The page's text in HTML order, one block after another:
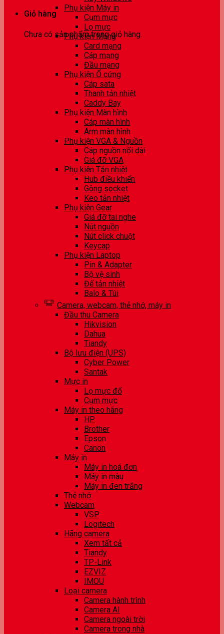
Giỏ hàng
Chưa có sản phẩm trong giỏ hàng.
Phụ kiện Máy in
Cụm mực
Lọ mực
Phụ kiện Mạng
Card mạng
Cáp mạng
Đầu mạng
Phụ kiện Ổ cứng
Cáp sata
Thanh tản nhiệt
Caddy Bay
Phụ kiện Màn hình
Cáp màn hình
Arm màn hình
Phụ kiện VGA & Nguồn
Cáp nguồn nối dài
Giá đỡ VGA
Phụ kiện Tản nhiệt
Hub điều khiển
Gông socket
Keo tản nhiệt
Phụ kiện Gear
Giá đỡ tai nghe
Nút nguồn
Nút click chuột
Keycap
Phụ kiện Laptop
Pin & Adapter
Bộ vệ sinh
Đế tản nhiệt
Balo & Túi
Camera, webcam, thẻ nhớ, máy in
Đầu thu Camera
Hikvision
Dahua
Tiandy
Bộ lưu điện (UPS)
Cyber Power
Santak
Mực in
Lọ mực đổ
Cụm mực
Máy in theo hãng
HP
Brother
Epson
Canon
Máy in
Máy in hoá đơn
Máy in màu
Máy in đen trắng
Thẻ nhớ
Webcam
VSP
Logitech
Hãng camera
Xem tất cả
Tiandy
TP-Link
EZVIZ
IMOU
Loại camera
Camera hành trình
Camera AI
Camera ngoài trời
Camera trong nhà